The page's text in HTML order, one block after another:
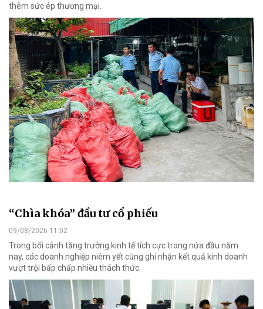
thêm sức ép thương mại.
“Chìa khóa” đầu tư cổ phiếu
09/08/2026 11:02
Trong bối cảnh tăng trưởng kinh tế tích cực trong nửa đầu năm
nay, các doanh nghiệp niêm yết cũng ghi nhận kết quả kinh doanh
vượt trội bấp chấp nhiều thách thức.